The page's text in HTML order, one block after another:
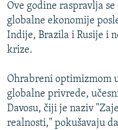
NASTANAK I RASPAD
Ove godine raspravlja
globalne ekonomije
Indije, Brazila i Rusije i
krize.
Ohrabreni optimizmom
globalne privrede,
Davosu, čiji je naziv
realnosti," pokušavaju